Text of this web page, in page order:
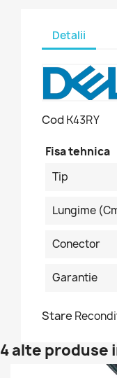
Detalii
Cod K43RY
Fisa tehnica
Tip
Lungime
Conector
Garantie
Stare
4 alte produse